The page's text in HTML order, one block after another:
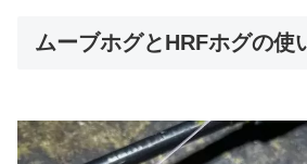
ムーブホグとHRFホグの使